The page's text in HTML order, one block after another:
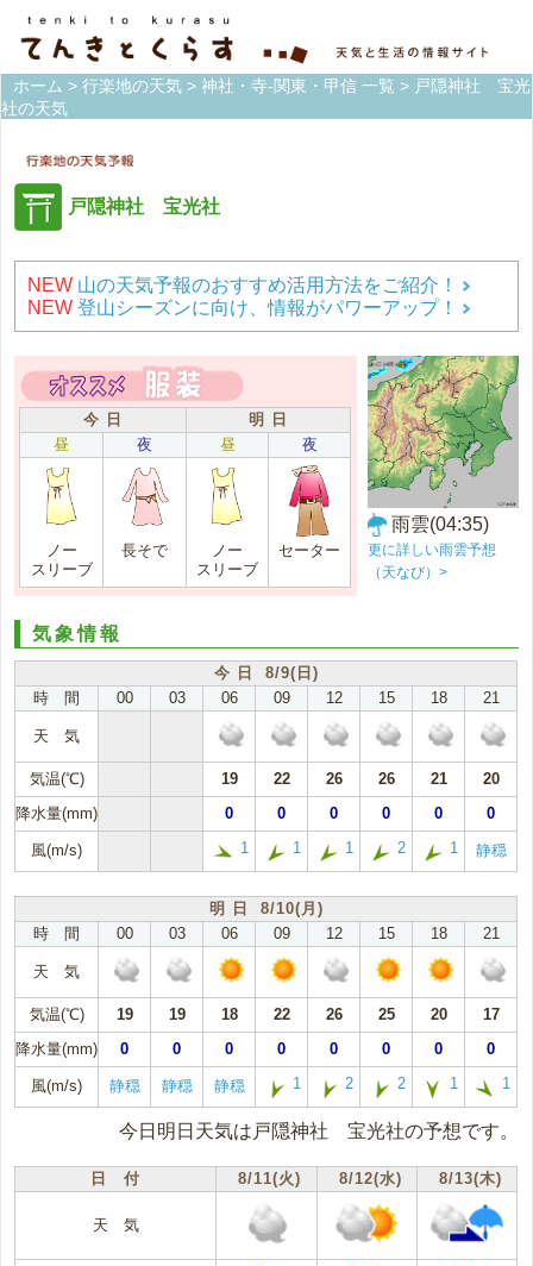
ホーム > 行楽地の天気 > 神社・寺-関東・甲信 一覧 > 戸隠神社 宝光
社の天気
戸隠神社 宝光社
NEW 山の天気予報のおすすめ活用方法をご紹介！
NEW 登山シーズンに向け、情報がパワーアップ！
今 日
明 日
昼
夜 昼 夜
ノー
スリーブ
長そで
ノー
スリーブ
セーター
雨雲(04:35)
更に詳しい雨雲予想
（天なび）>
気象情報
今 日 8/9(日)
時 間
00 03 06 09 12 15 18 21
天 気
気温(℃) 19 22 26 26 21
20
降水量(mm)
0 0 0 0 0 0
風(m/s) 1 1 1 2 1 静穏
明 日 8/10(月)
時 間
00 03 06 09 12 15 18 21
天 気
気温(℃) 19 19 18 22 26 25 20
17
降水量(mm)
0 0 0 0 0 0 0 0
風(m/s) 静穏 静穏 静穏 1 2 2 1 1
今日明日天気は戸隠神社 宝光社の予想です。
日 付 8/11(火) 8/12(水) 8/13(木)
天 気